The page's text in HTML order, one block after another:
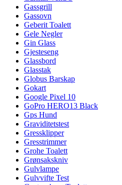
Gassgrill
Gassovn
Geberit Toalett
Gele Negler
Gin Glass
Gjesteseng
Glassbord
Glasstak
Globus Barskap
Gokart
Google Pixel 10
GoPro HERO13 Black
Gps Hund
Graviditetstest
Gressklipper
Gresstrimmer
Grohe Toalett
Grønsakskniv
Gulvlampe
Gulvvifte Test